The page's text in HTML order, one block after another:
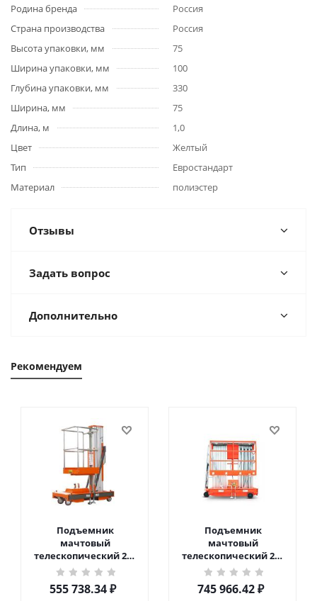
Родина бренда
Россия
Страна производства
Россия
Высота упаковки, мм
75
Ширина упаковки, мм
100
Глубина упаковки, мм
330
Ширина, мм
75
Длина, м
1,0
Цвет
Желтый
Тип
Евростандарт
Материал
полиэстер
Отзывы
Задать вопрос
Дополнительно
Рекомендуем
Подъемник
мачтовый
телескопический 200
кг 6 м TOR GTWY6-200S
DC 2-мачтовый
(автономный) (G) в
555 738.34₽
Подъемник
мачтовый
телескопический 200
кг 10 м TOR GTWY10-
200S DC 2-мачтовый
(автономный) (N) в
745 966.42₽